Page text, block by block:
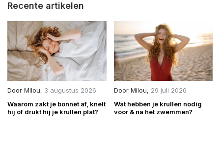
Recente artikelen
Door Milou, 3 augustus 2026
Waarom zakt je bonnet af, knelt
hij of drukt hij je krullen plat?
Door Milou, 29 juli 2026
Wat hebben je krullen nodig
voor & na het zwemmen?